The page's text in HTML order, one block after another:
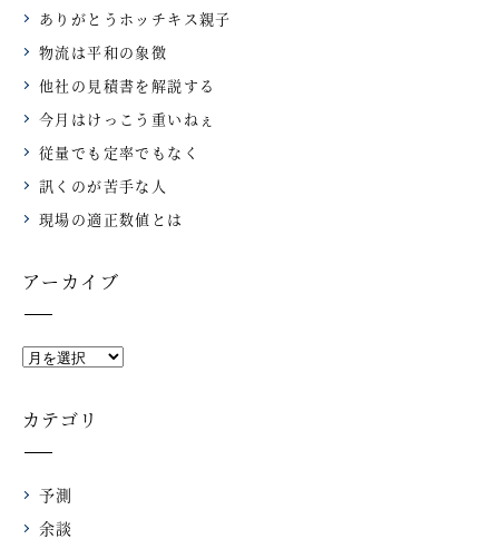
ありがとうホッチキス親子
物流は平和の象徴
他社の見積書を解説する
今月はけっこう重いねぇ
従量でも定率でもなく
訊くのが苦手な人
現場の適正数値とは
アーカイブ
カテゴリ
予測
余談